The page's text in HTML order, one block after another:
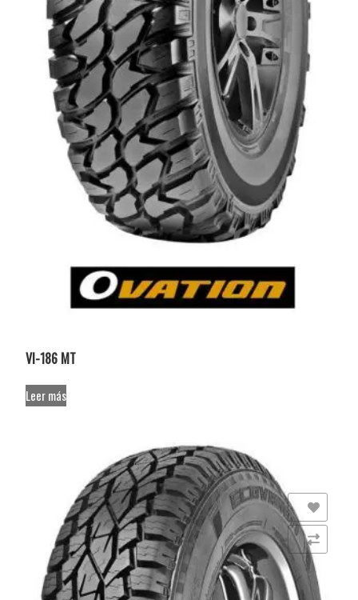
VI-186 MT
Leer más
Comparar
Añadir a la lista de deseos